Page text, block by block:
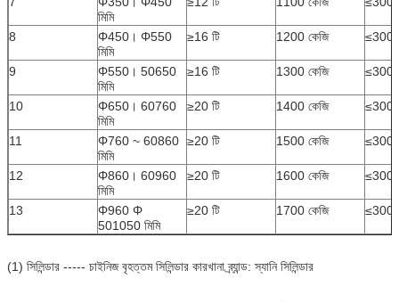
মিমি
8
Φ450। Φ550
মিমি
≥16 টি 1200 কেজি ≤300
9
Φ550। 50650
মিমি
≥16 টি 1300 কেজি ≤300
10
Φ650। 60760
মিমি
≥20 টি 1400 কেজি ≤300
11
Φ760 ~ 60860
মিমি
≥20 টি 1500 কেজি ≤300
12
Φ860। 60960
মিমি
≥20 টি 1600 কেজি ≤300
13
Φ960 Φ
501050 মিমি
≥20 টি 1700 কেজি ≤300
(1) সিলিন্ডার ----- চাইনিজ বৃহত্তম সিলিন্ডার কারখানা ব্র্যান্ড: স্যানি সিলিন্ডার